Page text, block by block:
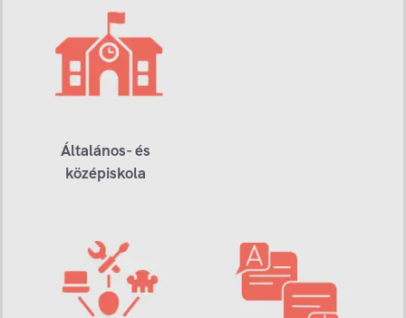
Általános- és
középiskola